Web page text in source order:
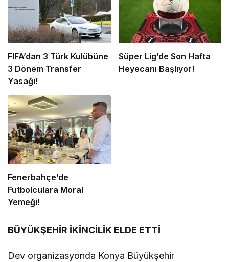
FIFA’dan 3 Türk Kulübüne
3 Dönem Transfer
Yasağı!
Süper Lig’de Son Hafta
Heyecanı Başlıyor!
Fenerbahçe’de
Futbolculara Moral
Yemeği!
BÜYÜKŞEHİR İKİNCİLİK ELDE ETTİ
Dev organizasyonda Konya Büyükşehir